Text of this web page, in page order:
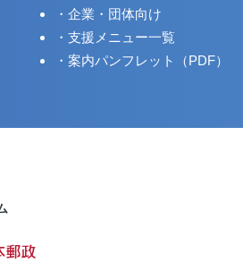
企業・団体向け
支援メニュー一覧
案内パンフレット（PDF）